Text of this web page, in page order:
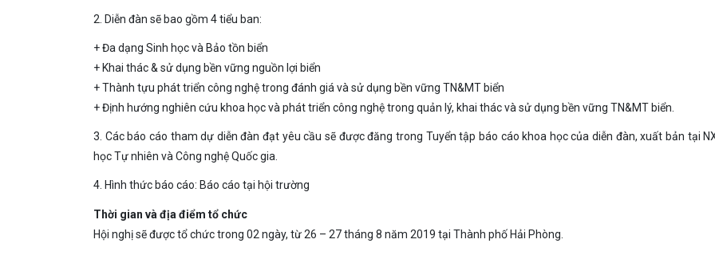
2. Diễn đàn sẽ bao gồm 4 tiểu ban:
+ Đa dạng Sinh học và Bảo tồn biển
+ Khai thác & sử dụng bền vững nguồn lợi biển
+ Thành tựu phát triển công nghệ trong đánh giá và sử dụng bền vững TN&MT biển
+ Định hướng nghiên cứu khoa học và phát triển công nghệ trong quản lý, khai thác và sử dụng bền vững TN&MT biển.
3. Các báo cáo tham dự diễn đàn đạt yêu cầu sẽ được đăng trong Tuyển tập báo cáo khoa học của diễn đàn, xuất bản tại
học Tự nhiên và Công nghệ Quốc gia.
4. Hình thức báo cáo: Báo cáo tại hội trường
Thời gian và địa điểm tổ chức
Hội nghị sẽ được tổ chức trong 02 ngày, từ 26 – 27 tháng 8 năm 2019 tại Thành phố Hải Phòng.